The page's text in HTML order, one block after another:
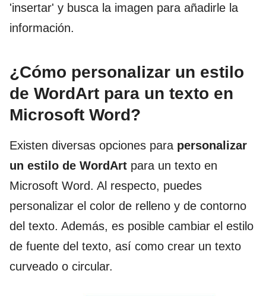
'insertar' y busca la imagen para añadirle la
información.
¿Cómo personalizar un estilo
de WordArt para un texto en
Microsoft Word?
Existen diversas opciones para personalizar
un estilo de WordArt para un texto en
Microsoft Word. Al respecto, puedes
personalizar el color de relleno y de contorno
del texto. Además, es posible cambiar el estilo
de fuente del texto, así como crear un texto
curveado o circular.